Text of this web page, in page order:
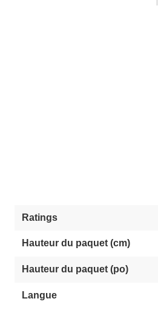
Ratings
Hauteur du paquet (cm)
Hauteur du paquet (po)
Langue